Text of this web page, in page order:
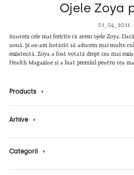
Ojele Zoya
01_04_2011
Suntem cele mai fericite că avem ojele Zoya.
nouă. Și ne-am hotărât să aducem mai multe
rezistentă. Zoya a fost votată drept cea mai
Health Magazine și a luat premiul pentru cea
Products ›
Arhive ›
Categorii ›